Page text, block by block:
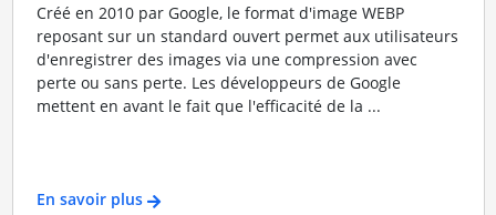
Créé en 2010 par Google, le format d'image WEBP
reposant sur un standard ouvert permet aux utilisateurs
d'enregistrer des images via une compression avec
perte ou sans perte. Les développeurs de Google
mettent en avant le fait que l'efficacité de la ...
En savoir plus